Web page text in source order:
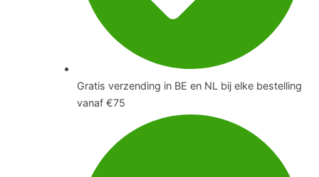
Gratis verzending in BE en NL bij elke bestelling
vanaf €75